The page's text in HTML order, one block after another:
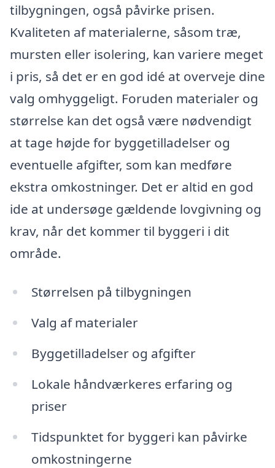
tilbygningen, også påvirke prisen.
Kvaliteten af materialerne, såsom træ,
mursten eller isolering, kan variere meget
i pris, så det er en god idé at overveje dine
valg omhyggeligt. Foruden materialer og
størrelse kan det også være nødvendigt
at tage højde for byggetilladelser og
eventuelle afgifter, som kan medføre
ekstra omkostninger. Det er altid en god
ide at undersøge gældende lovgivning og
krav, når det kommer til byggeri i dit
område.
Størrelsen på tilbygningen
Valg af materialer
Byggetilladelser og afgifter
Lokale håndværkeres erfaring og
priser
Tidspunktet for byggeri kan påvirke
omkostningerne